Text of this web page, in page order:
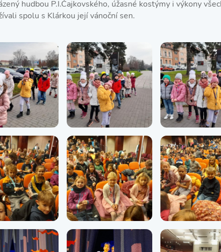
hudbou P.I.Čajkovského, úžasné kostýmy i výkony
spolu s Klárkou její vánoční sen.